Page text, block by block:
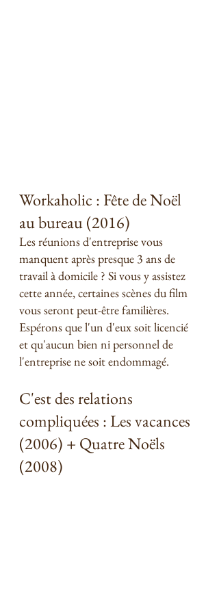
Workaholic : Fête de Noël
au bureau (2016)
Les réunions d'entreprise vous
manquent après presque 3 ans de
travail à domicile ? Si vous y assistez
cette année, certaines scènes du film
vous seront peut-être familières.
Espérons que l'un d'eux soit licencié
et qu'aucun bien ni personnel de
l'entreprise ne soit endommagé.
C'est des relations
compliquées : Les vacances
(2006) + Quatre Noëls
(2008)